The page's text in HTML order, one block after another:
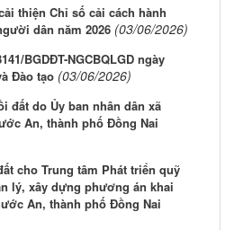
thiện Chỉ số cải cách hành
dân năm 2026 (03/06/2026)
BGDĐT-NGCBQLGD ngày
Đào tạo (03/06/2026)
đất do Ủy ban nhân dân xã
An, thành phố Đồng Nai
cho Trung tâm Phát triển quỹ
lý, xây dựng phương án khai
An, thành phố Đồng Nai